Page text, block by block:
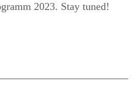
2023. Stay tuned!